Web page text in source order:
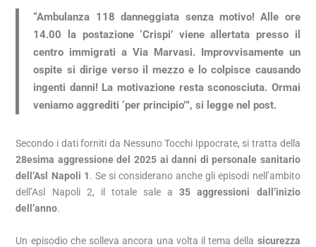
“Ambulanza 118 danneggiata senza motivo! Alle ore
14.00 la postazione ‘Crispi’ viene allertata presso il
centro immigrati a Via Marvasi. Improvvisamente un
ospite si dirige verso il mezzo e lo colpisce causando
ingenti danni! La motivazione resta sconosciuta. Ormai
veniamo aggrediti ‘per principio’”, si legge nel post.
Secondo i dati forniti da Nessuno Tocchi Ippocrate, si tratta della
28esima aggressione del 2025 ai danni di personale sanitario
dell’Asl Napoli 1. Se si considerano anche gli episodi nell’ambito
dell’Asl Napoli 2, il totale sale a35 aggressioni dall’inizio
dell’anno.
Un episodio che solleva ancora una volta il tema della sicurezza